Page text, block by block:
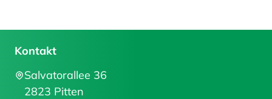
Kontakt
Salvatorallee 36
2823 Pitten